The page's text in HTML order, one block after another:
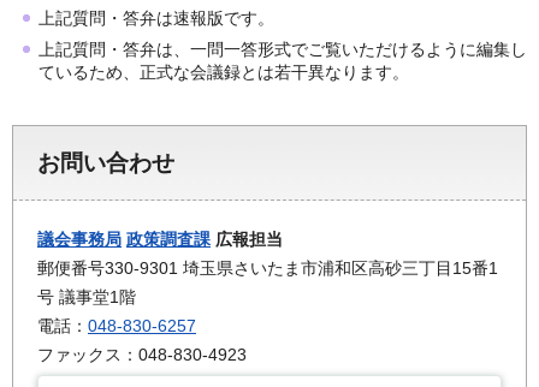
上記質問・答弁は速報版です。
上記質問・答弁は、一問一答形式でご覧いただけるように編集し
ているため、正式な会議録とは若干異なります。
お問い合わせ
議会事務局 政策調査課 広報担当
郵便番号330-9301 埼玉県さいたま市浦和区高砂三丁目15番1
号 議事堂1階
電話： 048-830-6257
ファックス：048-830-4923